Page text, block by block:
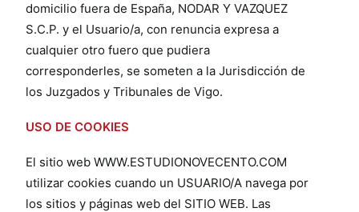
domicilio fuera de España, NODAR Y VAZQUEZ
S.C.P. y el Usuario/a, con renuncia expresa a
cualquier otro fuero que pudiera
corresponderles, se someten a la Jurisdicción de
los Juzgados y Tribunales de Vigo.
USO DE COOKIES
El sitio web WWW.ESTUDIONOVECENTO.COM
utilizar cookies cuando un USUARIO/A navega por
los sitios y páginas web del SITIO WEB. Las